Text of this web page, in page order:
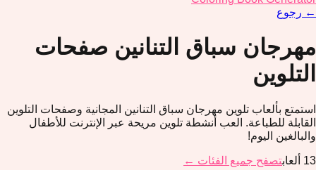
← رجوع
مهرجان سباق التنانين صفحات
التلوين
استمتع بألعاب تلوين مهرجان سباق التنانين المجانية وصفحات التلوين
القابلة للطباعة. العب أنشطة تلوين مريحة عبر الإنترنت للأطفال
والبالغين اليوم!
13 ألعابتصفح جميع الفئات ←